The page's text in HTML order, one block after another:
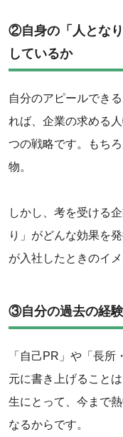
②自身の「人とな
しているか
自分のアピールでき
れば、企業の求める
つの戦略です。もち
物。
しかし、考を受ける
り」がどんな効果を
が入社したときのイ
③自分の過去の経
「自己PR」や「長
元に書き上げること
生にとって、今まで
なるからです。